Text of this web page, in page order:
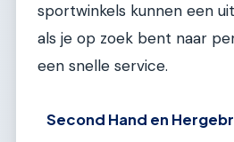
sportwinkels kunnen een
als je op zoek bent naar
een snelle service.
Second Hand en